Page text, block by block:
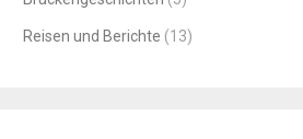
Reisen und Berichte (13)